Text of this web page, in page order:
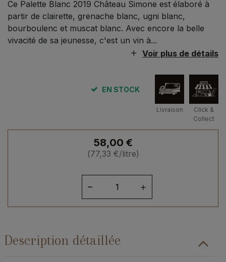
Ce Palette Blanc 2019 Château Simone est élaboré à
partir de clairette, grenache blanc, ugni blanc,
bourboulenc et muscat blanc. Avec encore la belle
vivacité de sa jeunesse, c'est un vin à...
Voir plus de détails
EN STOCK
Livraison
Click &
Collect
58,00 €
(77,33 €/litre)
Grand
2021
Description détaillée